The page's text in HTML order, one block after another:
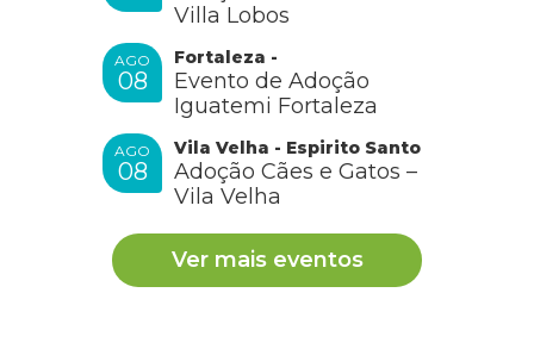
Villa Lobos
AGO
08
Fortaleza -
Evento de Adoção
Iguatemi Fortaleza
AGO
08
Vila Velha - Espirito Santo
Adoção Cães e Gatos –
Vila Velha
Ver mais eventos